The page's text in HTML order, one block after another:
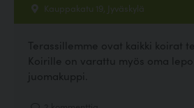
Kauppakatu 19, Jyväskylä
Terassillemme ovat kaikki koirat
Koirille on varattu myös oma
juomakuppi.